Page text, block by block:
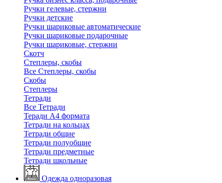
Ручки гелевые, стержни
Ручки детские
Ручки шариковые автоматические
Ручки шариковые подарочные
Ручки шариковые, стержни
Скотч
Степлеры, скобы
Все Степлеры, скобы
Скобы
Степлеры
Тетради
Все Тетради
Теради А4 формата
Тетради на кольцах
Тетради общие
Тетради полуобщие
Тетради предметные
Тетради школьные
Одежда одноразовая